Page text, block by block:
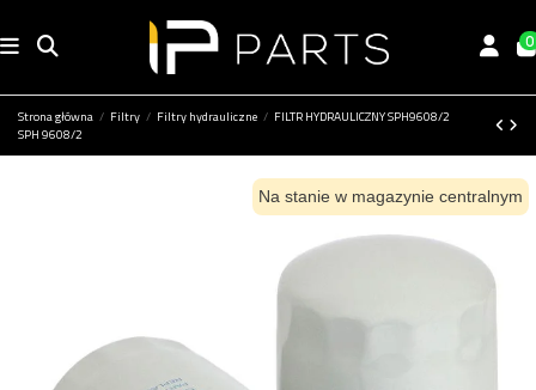
0
Strona główna Filtry Filtry hydrauliczne
FILTR HYDRAULICZNY SPH9608/2
SPH 9608/2
Na stanie w magazynie centralnym